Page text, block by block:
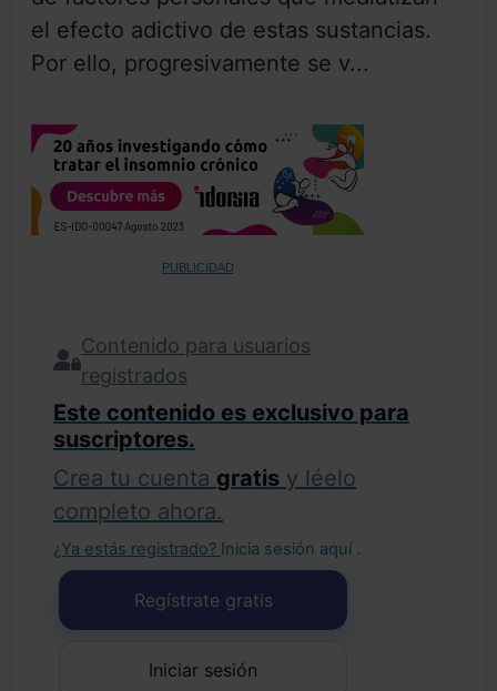
el efecto adictivo de estas sustancias.
Por ello, progresivamente se v...
PUBLICIDAD
Contenido para usuarios
registrados
Este contenido es exclusivo para
suscriptores.
Crea tu cuenta gratis y léelo
completo ahora.
¿Ya estás registrado? Inicia sesión aquí .
Regístrate gratis
Iniciar sesión